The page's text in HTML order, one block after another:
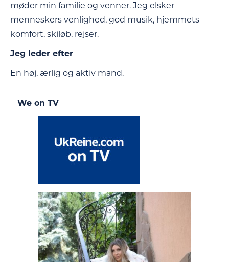
møder min familie og venner. Jeg elsker
menneskers venlighed, god musik, hjemmets
komfort, skiløb, rejser.
Jeg leder efter
En høj, ærlig og aktiv mand.
We on TV